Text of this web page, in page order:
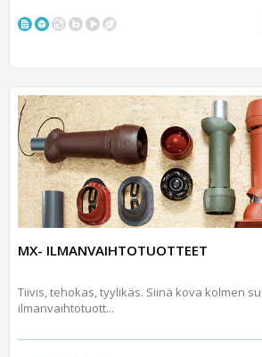
MX- ILMANVAIHTOTUOTTEET
Tiivis, tehokas, tyylikäs. Siinä kova kolmen
ilmanvaihtotuott...